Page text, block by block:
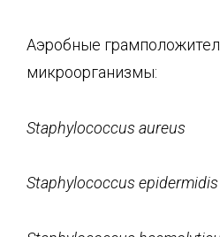
Аэробные
микроорганизмы:
Staphylococcus aureus
Staphylococcus epidermidis